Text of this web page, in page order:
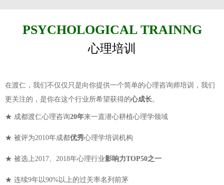
在渡仁，我们不仅仅只是向你提供一个简单的心理咨询师培训，我们
更关注的，是你在这个行业所希望获得的心成长。
★ 成都渡仁心理咨询20年来一直潜心耕植心理学领域
★ 被评为2010年成都优秀心理学培训机构
★ 被选上2017、2018年心理行业影响力TOP50之一
★ 连续9年以90%以上的过关率名列前茅
PSYCHOLOGICAL TRAINNG
心理培训